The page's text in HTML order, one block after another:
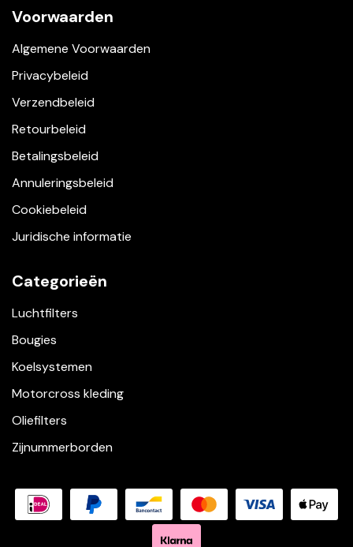
Voorwaarden
Algemene Voorwaarden
Privacybeleid
Verzendbeleid
Retourbeleid
Betalingsbeleid
Annuleringsbeleid
Cookiebeleid
Juridische informatie
Categorieën
Luchtfilters
Bougies
Koelsystemen
Motorcross kleding
Oliefilters
Zijnummerborden